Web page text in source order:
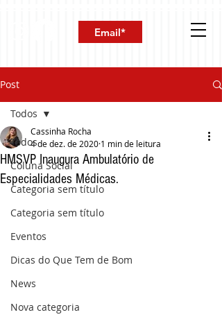
Post
Todos
Coluna Social
Categoria sem título
Categoria sem título
Eventos
Dicas do Que Tem de Bom
News
Nova categoria
Todos
HMSVP Inaugura Ambulatório de
Especialidades Médicas.
Cassinha Rocha
4 de dez. de 2020 1 min de leitura